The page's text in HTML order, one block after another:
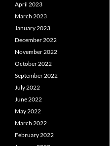
April 2023
March 2023
January 2023
December 2022
November 2022
October 2022
September 2022
July 2022
June 2022
May 2022
March 2022
February 2022